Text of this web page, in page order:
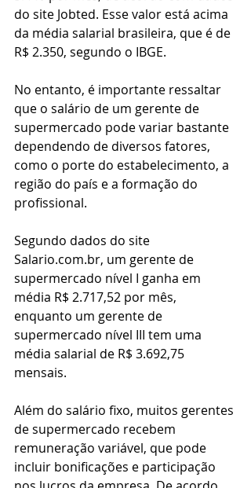
do site Jobted. Esse valor está acima
da média salarial brasileira, que é de
R$ 2.350, segundo o IBGE.
No entanto, é importante ressaltar
que o salário de um gerente de
supermercado pode variar bastante
dependendo de diversos fatores,
como o porte do estabelecimento, a
região do país e a formação do
profissional.
Segundo dados do site
Salario.com.br, um gerente de
supermercado nível I ganha em
média R$ 2.717,52 por mês,
enquanto um gerente de
supermercado nível III tem uma
média salarial de R$ 3.692,75
mensais.
Além do salário fixo, muitos gerentes
de supermercado recebem
remuneração variável, que pode
incluir bonificações e participação